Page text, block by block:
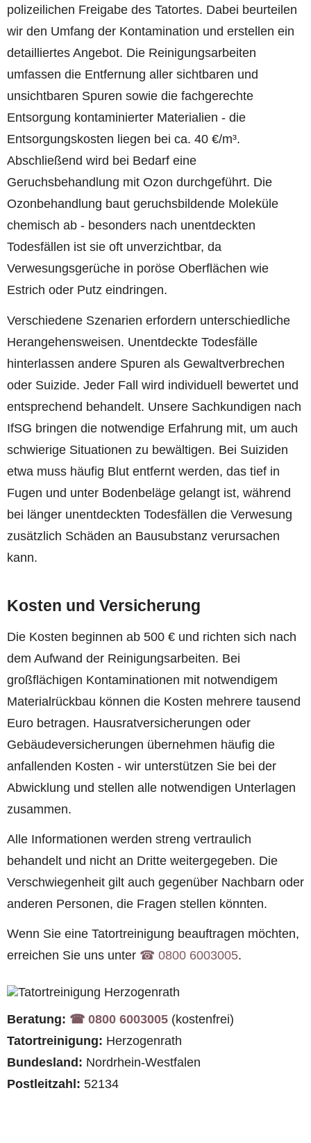
polizeilichen Freigabe des Tatortes. Dabei beurteilen
wir den Umfang der Kontamination und erstellen ein
detailliertes Angebot. Die Reinigungsarbeiten
umfassen die Entfernung aller sichtbaren und
unsichtbaren Spuren sowie die fachgerechte
Entsorgung kontaminierter Materialien - die
Entsorgungskosten liegen bei ca. 40 €/m³.
Abschließend wird bei Bedarf eine
Geruchsbehandlung mit Ozon durchgeführt. Die
Ozonbehandlung baut geruchsbildende Moleküle
chemisch ab - besonders nach unentdeckten
Todesfällen ist sie oft unverzichtbar, da
Verwesungsgerüche in poröse Oberflächen wie
Estrich oder Putz eindringen.
Verschiedene Szenarien erfordern unterschiedliche
Herangehensweisen. Unentdeckte Todesfälle
hinterlassen andere Spuren als Gewaltverbrechen
oder Suizide. Jeder Fall wird individuell bewertet und
entsprechend behandelt. Unsere Sachkundigen nach
IfSG bringen die notwendige Erfahrung mit, um auch
schwierige Situationen zu bewältigen. Bei Suiziden
etwa muss häufig Blut entfernt werden, das tief in
Fugen und unter Bodenbeläge gelangt ist, während
bei länger unentdeckten Todesfällen die Verwesung
zusätzlich Schäden an Bausubstanz verursachen
kann.
Kosten und Versicherung
Die Kosten beginnen ab 500 € und richten sich nach
dem Aufwand der Reinigungsarbeiten. Bei
großflächigen Kontaminationen mit notwendigem
Materialrückbau können die Kosten mehrere tausend
Euro betragen. Hausratversicherungen oder
Gebäudeversicherungen übernehmen häufig die
anfallenden Kosten - wir unterstützen Sie bei der
Abwicklung und stellen alle notwendigen Unterlagen
zusammen.
Alle Informationen werden streng vertraulich
behandelt und nicht an Dritte weitergegeben. Die
Verschwiegenheit gilt auch gegenüber Nachbarn oder
anderen Personen, die Fragen stellen könnten.
Wenn Sie eine Tatortreinigung beauftragen möchten,
erreichen Sie uns unter ☎︎ 0800 6003005.
Beratung: ☎︎ 0800 6003005 (kostenfrei)
Tatortreinigung: Herzogenrath
Bundesland: Nordrhein-Westfalen
Postleitzahl: 52134